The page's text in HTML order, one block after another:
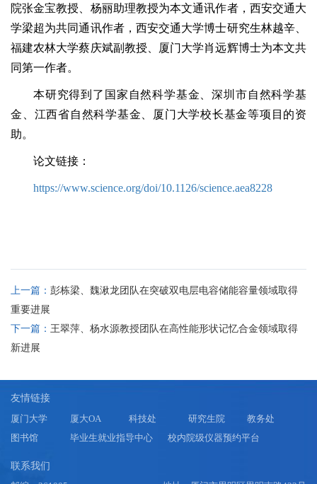
院张金宝教授、杨丽助理教授为本文通讯作者，西安交通大
学梁超为共同通讯作者，西安交通大学博士研究生林越辛、
福建农林大学蔡庆斌副教授、厦门大学肖远辉博士为本文共
同第一作者。
本研究得到了国家自然科学基金、深圳市自然科学基
金、江西省自然科学基金、厦门大学校长基金等项目的资
助。
论文链接：
https://www.science.org/doi/10.1126/science.aea8228
上一篇： ​彭栋梁、魏湫龙团队在突破双电层电容储能容量领域取得
重要进展
下一篇： 王翠萍、杨水源教授团队在高性能形状记忆合金领域取得
新进展
友情链接
厦门大学 厦大OA 科技处 研究生院
教务处
图书馆
毕业生就业指导中心 校内院级仪器预约平台
联系我们